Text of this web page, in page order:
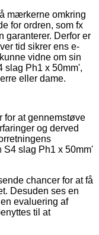
mærkerne omkring
for ordren, som fx
garanterer. Derfor er
tid sikrer ens e-
vidne om sin
slag Ph1 x 50mm',
eller dame.
for at gennemstøve
og derved
S4 slag Ph1 x 50mm'
chancer for at få
Desuden ses en
evaluering af
til at